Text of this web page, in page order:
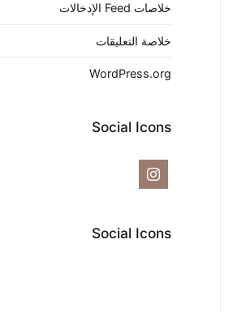
خلاصات Feed الإدخالات
خلاصة التعليقات
WordPress.org
Social Icons
Social Icons